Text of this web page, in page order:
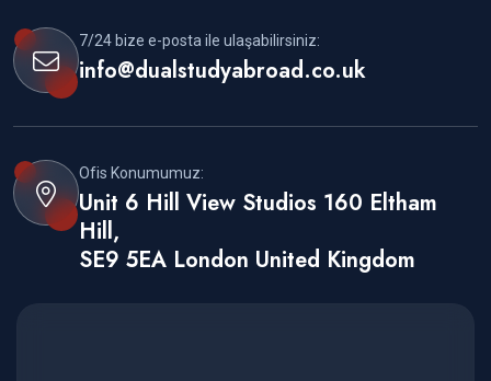
7/24 bize e-posta ile ulaşabilirsiniz:
info@dualstudyabroad.co.uk
Ofis Konumumuz:
Unit 6 Hill View Studios 160 Eltham
Hill,
SE9 5EA London United Kingdom